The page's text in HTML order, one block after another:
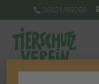
06021/89260